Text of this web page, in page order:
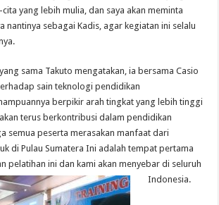
yang lebih mulia, dan saya akan meminta
nantinya sebagai Kadis, agar kegiatan ini selalu
sama Takuto mengatakan, ia bersama Casio
sain teknologi pendidikan
berpikir arah tingkat yang lebih tinggi
terus berkontribusi dalam pendidikan
semua peserta merasakan manfaat dari
di Pulau Sumatera Ini adalah tempat pertama
pelatihan ini dan kami akan menyebar di seluruh
Indonesia.